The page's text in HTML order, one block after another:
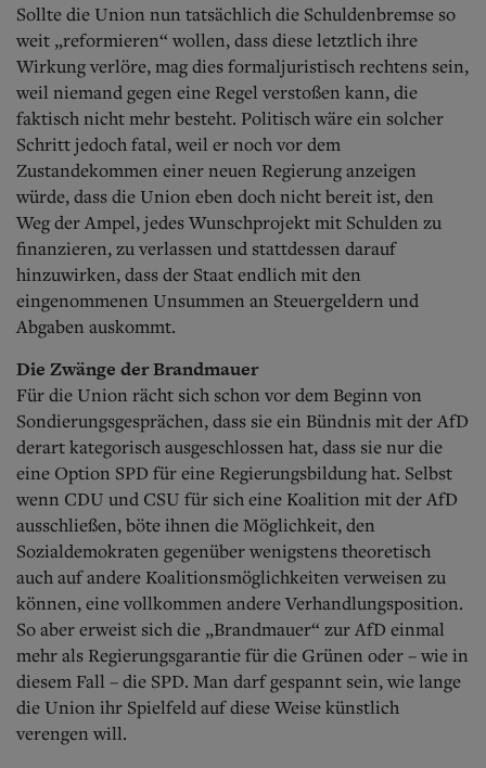
Sollte die Union nun tatsächlich die Schuldenbremse so
weit „reformieren“ wollen, dass diese letztlich ihre
Wirkung verlöre, mag dies formaljuristisch rechtens sein,
weil niemand gegen eine Regel verstoßen kann, die
faktisch nicht mehr besteht. Politisch wäre ein solcher
Schritt jedoch fatal, weil er noch vor dem
Zustandekommen einer neuen Regierung anzeigen
würde, dass die Union eben doch nicht bereit ist, den
Weg der Ampel, jedes Wunschprojekt mit Schulden zu
finanzieren, zu verlassen und stattdessen darauf
hinzuwirken, dass der Staat endlich mit den
eingenommenen Unsummen an Steuergeldern und
Abgaben auskommt.
Die Zwänge der Brandmauer
Für die Union rächt sich schon vor dem Beginn von
Sondierungsgesprächen, dass sie ein Bündnis mit der AfD
derart kategorisch ausgeschlossen hat, dass sie nur die
eine Option SPD für eine Regierungsbildung hat. Selbst
wenn CDU und CSU für sich eine Koalition mit der AfD
ausschließen, böte ihnen die Möglichkeit, den
Sozialdemokraten gegenüber wenigstens theoretisch
auch auf andere Koalitionsmöglichkeiten verweisen zu
können, eine vollkommen andere Verhandlungsposition.
So aber erweist sich die „Brandmauer“ zur AfD einmal
mehr als Regierungsgarantie für die Grünen oder – wie in
diesem Fall – die SPD. Man darf gespannt sein, wie lange
die Union ihr Spielfeld auf diese Weise künstlich
verengen will.